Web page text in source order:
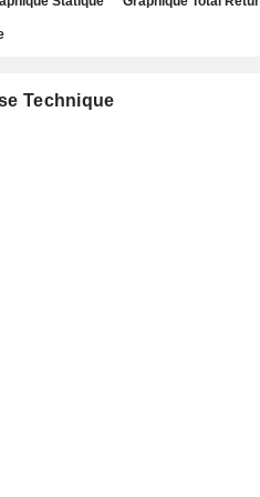
Technique